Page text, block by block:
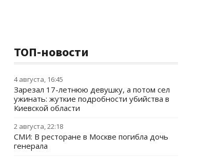
ТОП-новости
4 августа, 16:45
Зарезал 17-летнюю девушку, а потом сел
ужинать: жуткие подробности убийства в
Киевской области
2 августа, 22:18
СМИ: В ресторане в Москве погибла дочь
генерала